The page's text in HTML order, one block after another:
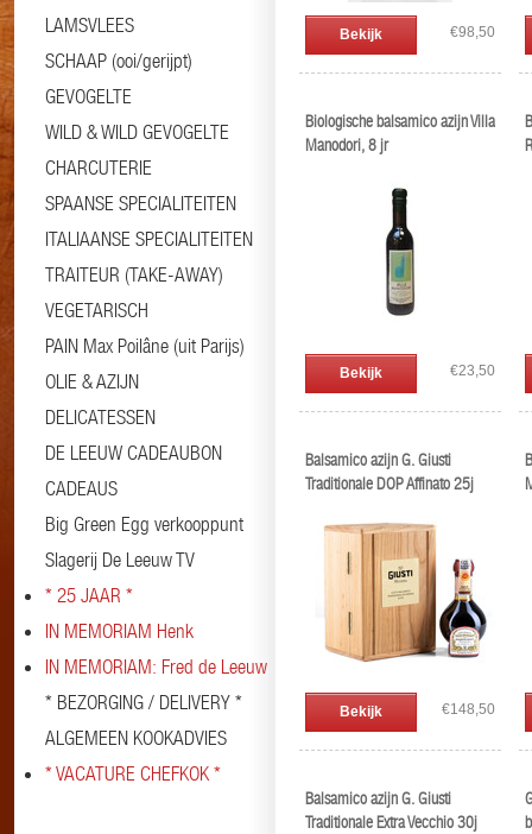
LAMSVLEES
SCHAAP (ooi/gerijpt)
GEVOGELTE
WILD & WILD GEVOGELTE
CHARCUTERIE
SPAANSE SPECIALITEITEN
ITALIAANSE SPECIALITEITEN
TRAITEUR (TAKE-AWAY)
VEGETARISCH
PAIN Max Poilâne (uit Parijs)
OLIE & AZIJN
DELICATESSEN
DE LEEUW CADEAUBON
CADEAUS
Big Green Egg verkooppunt
Slagerij De Leeuw TV
* 25 JAAR *
IN MEMORIAM Henk
IN MEMORIAM: Fred de Leeuw
* BEZORGING / DELIVERY *
ALGEMEEN KOOKADVIES
* VACATURE CHEFKOK *
Bekijk €98,50
Biologische balsamico azijn Villa
Manodori, 8 jr
Bekijk €23,50
Balsamico azijn G. Giusti
Traditionale DOP Affinato 25j
Bekijk €148,50
Balsamico azijn G. Giusti
Traditionale Extra Vecchio 30j